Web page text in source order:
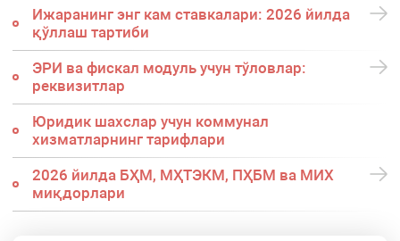
Ижаранинг энг кам ставкалари: 2026 йилда
қўллаш тартиби
ЭРИ ва фискал модуль учун тўловлар:
реквизитлар
Юридик шахслар учун коммунал
хизматларнинг тарифлари
2026 йилда БҲМ, МҲТЭКМ, ПҲБМ ва МИХ
миқдорлари